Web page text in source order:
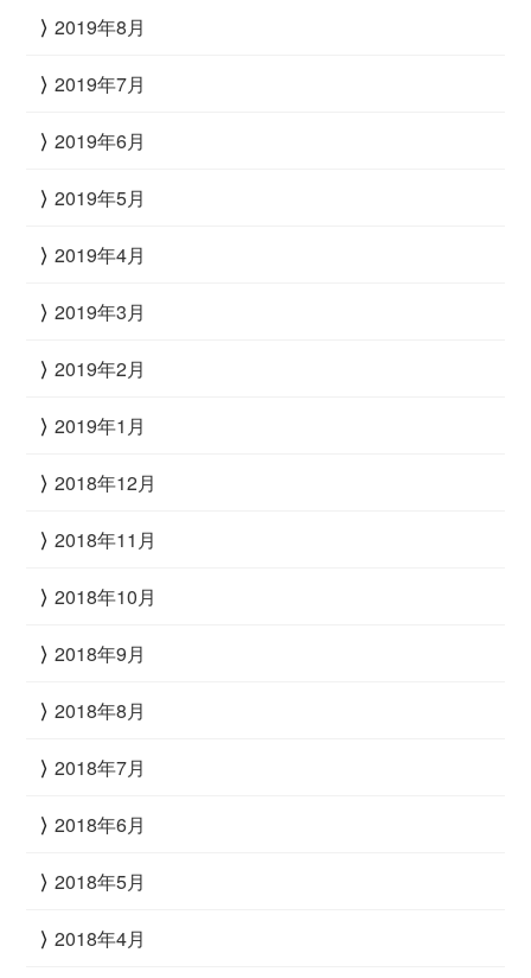
2019年8月
2019年7月
2019年6月
2019年5月
2019年4月
2019年3月
2019年2月
2019年1月
2018年12月
2018年11月
2018年10月
2018年9月
2018年8月
2018年7月
2018年6月
2018年5月
2018年4月